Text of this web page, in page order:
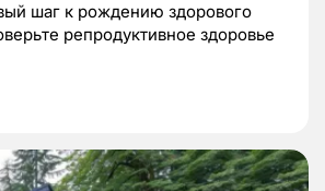
шаг к рождению здорового
репродуктивное здоровье